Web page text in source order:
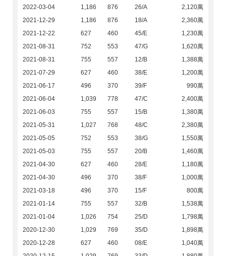
2022-03-04 1,186 876 26/A
2,120萬
2021-12-29
1,186 876 18/A
2,360萬
2021-12-22
627 460 45/E
1,230萬
2021-08-31
752 553 47/G
1,620萬
2021-08-31
755 557 12/B
1,388萬
2021-07-29
627 460 38/E
1,200萬
2021-06-17
496 370 39/F
990萬
2021-06-04
1,039 778 47/C
2,400萬
2021-06-03
755 557 15/B
1,380萬
2021-05-31
1,027 768 48/C
2,380萬
2021-05-05
752 553 38/G
1,550萬
2021-05-03
755 557 20/B
1,460萬
2021-04-30
627 460 28/E
1,180萬
2021-04-30
496 370 38/F
1,000萬
2021-03-18
496 370 15/F
800萬
2021-01-14
755 557 32/B
1,538萬
2021-01-04
1,026 754 25/D
1,798萬
2020-12-30
1,029 769 35/D
1,898萬
2020-12-28
627 460 08/E
1,040萬